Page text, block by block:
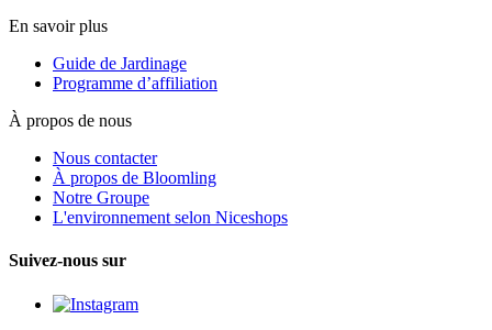
En savoir plus
Guide de Jardinage
Programme d’affiliation
À propos de nous
Nous contacter
À propos de Bloomling
Notre Groupe
L'environnement selon Niceshops
Suivez-nous sur